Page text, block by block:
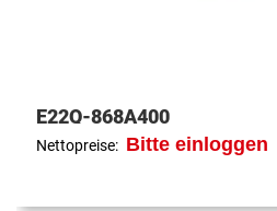
E22Q-868A400
Nettopreise: Bitte einloggen